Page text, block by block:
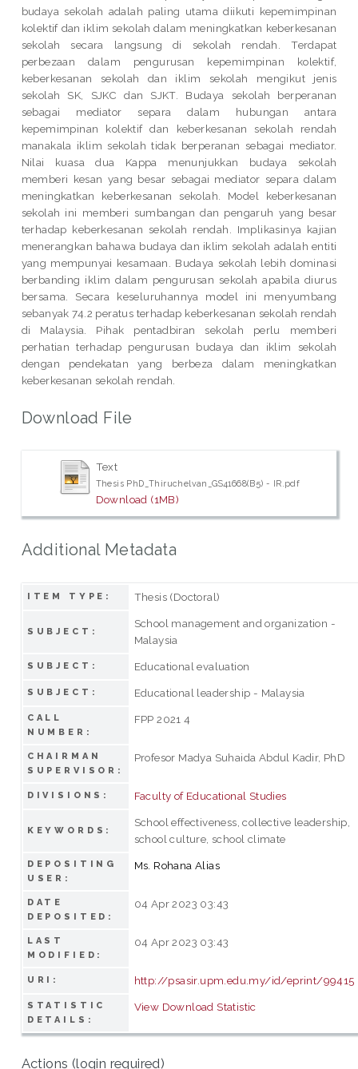
budaya sekolah adalah paling utama diikuti kepemimpinan
kolektif dan iklim sekolah dalam meningkatkan keberkesanan
sekolah secara langsung di sekolah rendah. Terdapat
perbezaan dalam pengurusan kepemimpinan kolektif,
keberkesanan sekolah dan iklim sekolah mengikut jenis
sekolah SK, SJKC dan SJKT. Budaya sekolah berperanan
sebagai mediator separa dalam hubungan antara
kepemimpinan kolektif dan keberkesanan sekolah rendah
manakala iklim sekolah tidak berperanan sebagai mediator.
Nilai kuasa dua Kappa menunjukkan budaya sekolah
memberi kesan yang besar sebagai mediator separa dalam
meningkatkan keberkesanan sekolah. Model keberkesanan
sekolah ini memberi sumbangan dan pengaruh yang besar
terhadap keberkesanan sekolah rendah. Implikasinya kajian
menerangkan bahawa budaya dan iklim sekolah adalah entiti
yang mempunyai kesamaan. Budaya sekolah lebih dominasi
berbanding iklim dalam pengurusan sekolah apabila diurus
bersama. Secara keseluruhannya model ini menyumbang
sebanyak 74.2 peratus terhadap keberkesanan sekolah rendah
di Malaysia. Pihak pentadbiran sekolah perlu memberi
perhatian terhadap pengurusan budaya dan iklim sekolah
dengan pendekatan yang berbeza dalam meningkatkan
keberkesanan sekolah rendah.
Download File
Text
Thesis PhD_Thiruchelvan_GS41668(B5) - IR.pdf
Download (1MB)
Additional Metadata
ITEM TYPE: Thesis (Doctoral)
SUBJECT:
School management and organization -
Malaysia
SUBJECT: Educational evaluation
SUBJECT: Educational leadership - Malaysia
CALL
NUMBER:
FPP 2021 4
CHAIRMAN
SUPERVISOR:
Profesor Madya Suhaida Abdul Kadir, PhD
DIVISIONS: Faculty of Educational Studies
KEYWORDS:
School effectiveness, collective leadership,
school culture, school climate
DEPOSITING
USER:
Ms. Rohana Alias
DATE
DEPOSITED:
04 Apr 2023 03:43
LAST
MODIFIED:
04 Apr 2023 03:43
URI: http://psasir.upm.edu.my/id/eprint/99415
STATISTIC
DETAILS:
View Download Statistic
Actions (login required)